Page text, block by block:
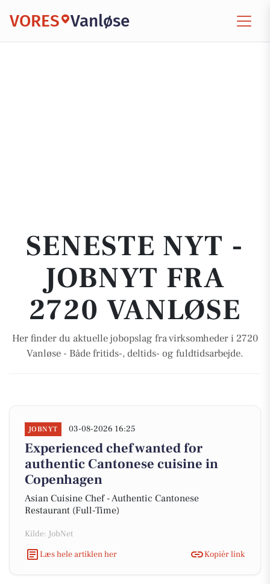
VORES Vanløse
SENESTE NYT -
JOBNYT FRA
2720 VANLØSE
Her finder du aktuelle jobopslag fra virksomheder i 2720
Vanløse - Både fritids-, deltids- og fuldtidsarbejde.
JOBNYT 03-08-2026 16:25
Experienced chef wanted for
authentic Cantonese cuisine in
Copenhagen
Asian Cuisine Chef - Authentic Cantonese
Restaurant (Full-Time)
Kilde: JobNet
Læs hele artiklen her
Kopiér link